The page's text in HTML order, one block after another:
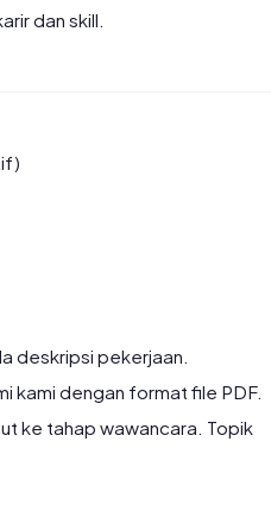
dan skill.
deskripsi pekerjaan.
kami dengan format file PDF.
ke tahap wawancara. Topik